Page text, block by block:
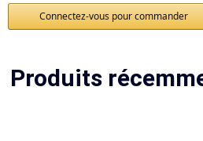
Connectez-vous pour commander
Produits